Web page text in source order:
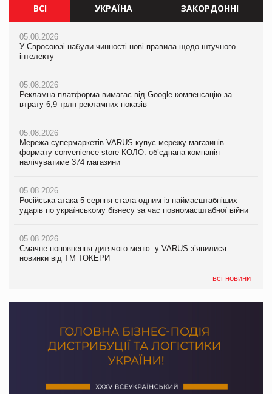
ВСІ УКРАЇНА ЗАКОРДОННІ
05.08.2026
У Євросоюзі набули чинності нові правила щодо штучного
інтелекту
05.08.2026
Рекламна платформа вимагає від Google компенсацію за
втрату 6,9 трлн рекламних показів
05.08.2026
Мережа супермаркетів VARUS купує мережу магазинів
формату convenience store КОЛО: об’єднана компанія
налічуватиме 374 магазини
05.08.2026
Російська атака 5 серпня стала одним із наймасштабніших
ударів по українському бізнесу за час повномасштабної війни
05.08.2026
Смачне поповнення дитячого меню: у VARUS з’явилися
новинки від ТМ ТОКЕРИ
всі новини
05.08.2026
Мережа супермаркетів VARUS купує мережу магазинів
формату convenience store КОЛО: об’єднана компанія
05.08.2026
Російська атака 5 серпня стала одним із наймасштабніших
05.08.2026
Смачне поповнення дитячого меню: у VARUS з’явилися
новинки від ТМ ТОКЕРИ
05.08.2026
Сергій Лісунов про заморожені хлібобулочні вироби на
PrivateLabel&FMCG Master 2026
04.08.2026
Через атаку РФ у Дніпрі пошкоджено склад шоколаду
Millennium
05.08.2026
У Євросоюзі набули чинності нові правила щодо штучного
інтелекту
05.08.2026
Рекламна платформа вимагає від Google компенсацію за
втрату 6,9 трлн рекламних показів
05.08.2026
Adidas витратила понад $1 млрд на маркетинг за квартал
продуктів